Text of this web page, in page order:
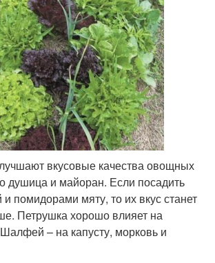
вкусовые качества овощных
душица и майоран. Если посадить
и помидорами мяту, то их вкус станет
Петрушка хорошо влияет на
– на капусту, морковь и